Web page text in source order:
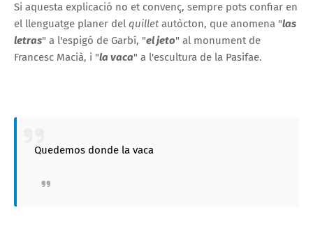
Si aquesta explicació no et convenç, sempre pots confiar en
el llenguatge planer del quillet autòcton, que anomena "las
letras" a l'espigó de Garbí, "el jeto" al monument de
Francesc Macià, i "la vaca" a l'escultura de la Pasifae.
Quedemos donde la vaca